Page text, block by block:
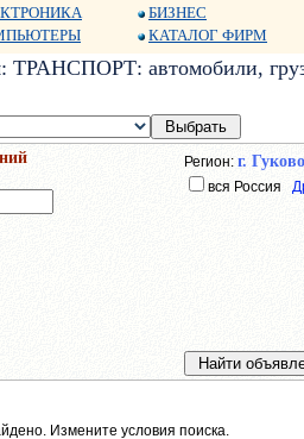
БИЗНЕС
КАТАЛОГ ФИРМ
ТРАНСПОРТ: автомобили,
Регион: г. Гуково
вся Россия
Измените условия поиска.